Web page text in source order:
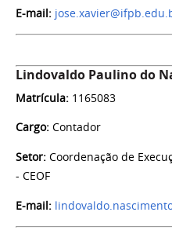
E-mail:
Lindovaldo Paulino do
Matrícula: 1165083
Cargo: Contador
Setor: Coordenação de
- CEOF
E-mail: